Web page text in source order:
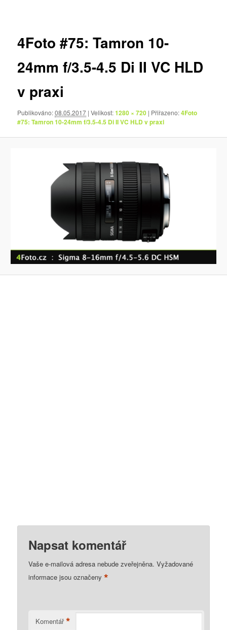
4Foto #75: Tamron 10-
24mm f/3.5-4.5 Di II VC HLD
v praxi
Publikováno:08.05.2017 | Velikost:1280 × 720 | Přiřazeno:4Foto
#75: Tamron 10-24mm f/3.5-4.5 Di II VC HLD v praxi
Napsat komentář
Vaše e-mailová adresa nebude zveřejněna. Vyžadované
informace jsou označeny*
Komentář *